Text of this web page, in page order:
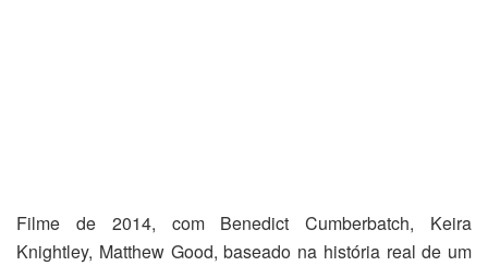
Filme de 2014, com Benedict Cumberbatch, Keira
Knightley, Matthew Good, baseado na história real de um